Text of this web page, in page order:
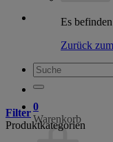
Es
Zurück
Suche
nach:
0
Warenkorb
Filter
Produktkategorien